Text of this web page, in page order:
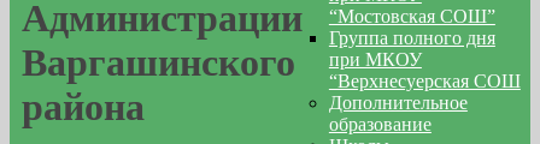
Администрации
Варгашинского
района
“Мостовская СОШ”
Группа полного дня
при МКОУ
“Верхнесуерская СОШ
Дополнительное
образование